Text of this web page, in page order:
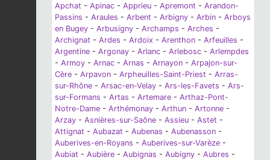
Apchat - Apinac - Apprieu - Apremont - Arandon-
Passins - Araules - Arbent - Arbigny - Arbin - Arboys
en Bugey - Arbusigny - Archamps - Arches -
Archignat - Ardes - Ardoix - Arenthon - Arfeuilles -
Argentine - Argonay - Arlanc - Arlebosc - Arlempdes
- Armoy - Arnac - Arnas - Arnayon - Arpajon-sur-
Cère - Arpavon - Arpheuilles-Saint-Priest - Arras-
sur-Rhône - Arsac-en-Velay - Ars-les-Favets - Ars-
sur-Formans - Artas - Artemare - Arthaz-Pont-
Notre-Dame - Arthémonay - Arthun - Artonne -
Arzay - Asnières-sur-Saône - Assieu - Astet -
Attignat - Aubazat - Aubenas - Aubenasson -
Auberives-en-Royans - Auberives-sur-Varèze -
Aubiat - Aubière - Aubignas - Aubigny - Aubres -